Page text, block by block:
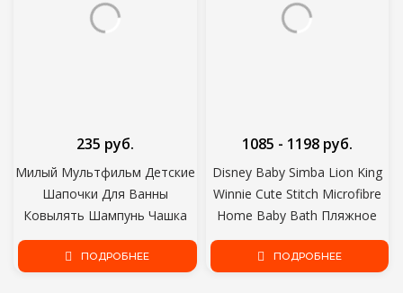
Милый Мультфильм Детские
Шапочки Для Ванны
Ковылять Шампунь Чашка
Дети Купание Бейлер
Детский Душ Ложки Ребенок
235 руб.
ПОДРОБНЕЕ
Disney Baby Simba Lion King
Winnie Cute Stitch Microfibre
Home Baby Bath Пляжное
Полотенце Полиэстер
Детское Купальное
1085 - 1198 руб.
ПОДРОБНЕЕ